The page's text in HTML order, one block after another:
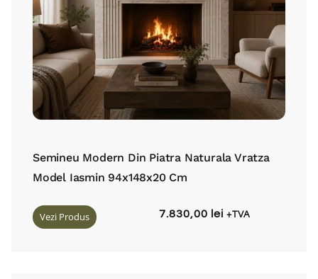
Semineu Modern Din Piatra Naturala Vratza
Model Iasmin 94x148x20 Cm
Vezi Produs 7.830,00 lei +TVA